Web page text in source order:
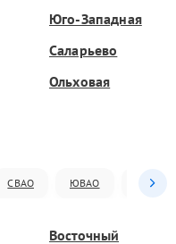
Юго-Западная
Саларьево
Ольховая
СВАО ЮВАО ЮАО
Восточный